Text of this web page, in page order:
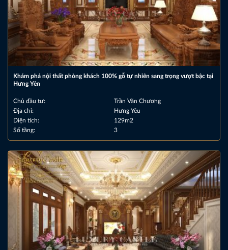
Khám phá nội thất phòng khách 100% gỗ tự nhiên sang trọng vượt bậc tại
Hưng Yên
Chủ đầu tư:
Trần Văn Chương
Địa chỉ:
Hưng Yêu
Diện tích:
129m2
Số tầng:
3